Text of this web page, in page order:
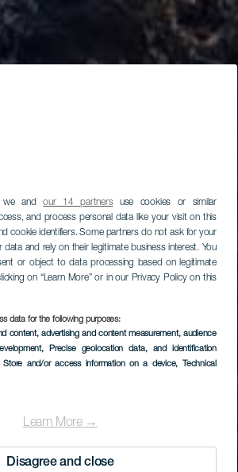
we andour 14 partnersuse cookies or similar
and process personal data like your visit on this
cookie identifiers. Some partners do not ask for your
and rely on their legitimate business interest. You
or object to data processing based on legitimate
on “Learn More” or in our Privacy Policy on this
data for the following purposes:
content, advertising and content measurement, audience
, Precise geolocation data, and identification
Store and/or access information on a device, Technical
Learn More →
Disagree and close